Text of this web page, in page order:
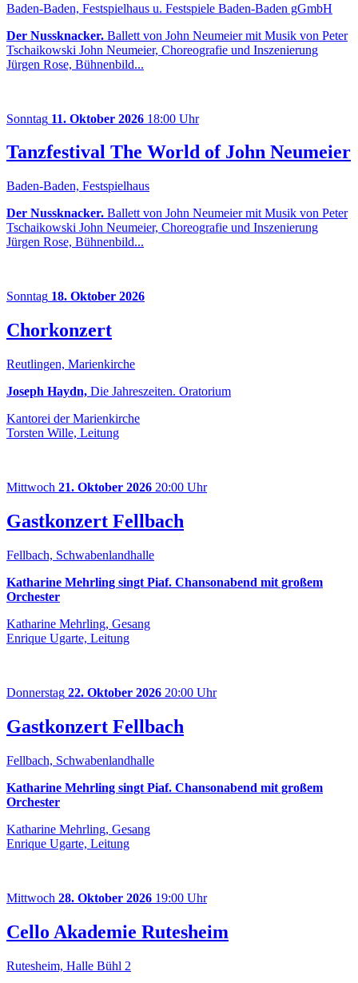
Baden-Baden, Festspielhaus u. Festspiele Baden-Baden gGmbH
Der Nussknacker. Ballett von John Neumeier mit Musik von Peter
Tschaikowski John Neumeier, Choreografie und Inszenierung
Jürgen Rose, Bühnenbild...
Sonntag 11. Oktober 2026 18:00 Uhr
Tanzfestival The World of John Neumeier
Baden-Baden, Festspielhaus
Der Nussknacker. Ballett von John Neumeier mit Musik von Peter
Tschaikowski John Neumeier, Choreografie und Inszenierung
Jürgen Rose, Bühnenbild...
Sonntag 18. Oktober 2026
Chorkonzert
Reutlingen, Marienkirche
Joseph Haydn, Die Jahreszeiten. Oratorium
Kantorei der Marienkirche
Torsten Wille, Leitung
Mittwoch 21. Oktober 2026 20:00 Uhr
Gastkonzert Fellbach
Fellbach, Schwabenlandhalle
Katharine Mehrling singt Piaf. Chansonabend mit großem
Orchester
Katharine Mehrling, Gesang
Enrique Ugarte, Leitung
Donnerstag 22. Oktober 2026 20:00 Uhr
Gastkonzert Fellbach
Fellbach, Schwabenlandhalle
Katharine Mehrling singt Piaf. Chansonabend mit großem
Orchester
Katharine Mehrling, Gesang
Enrique Ugarte, Leitung
Mittwoch 28. Oktober 2026 19:00 Uhr
Cello Akademie Rutesheim
Rutesheim, Halle Bühl 2